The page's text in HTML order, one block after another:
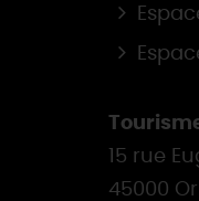
15 rue
45000